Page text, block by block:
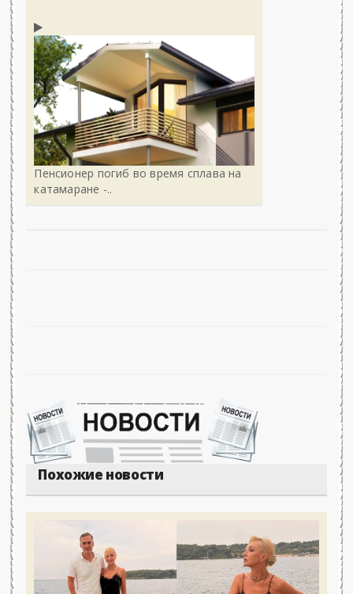
Пенсионер погиб во время сплава на
катамаране -..
Похожие новости